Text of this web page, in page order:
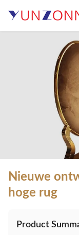
Nieuwe
hoge rug
Product